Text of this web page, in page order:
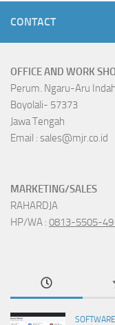
CONTACT
OFFICE AND WORK
Perum. Ngaru-Aru
Boyolali- 57373
Jawa Tengah
Email : sales@mjr.co.id
MARKETING/SALES
RAHARDJA
HP/WA : 0813-5505-
SOFTWARE